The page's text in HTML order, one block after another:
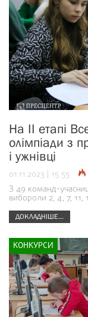
На ІІ етапі
олімпіади з
і ужнівці
01.11.2023 | 15:55
З 49 команд-
вибороли 2, 4, 7, 11,
ДОКЛАДНІШЕ...
КОНКУРСИ